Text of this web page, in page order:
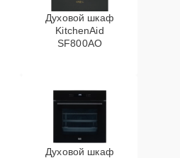
Духовой шкаф
KitchenAid
SF800AO
Духовой шкаф